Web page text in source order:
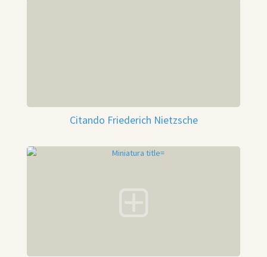
Citando Friederich Nietzsche